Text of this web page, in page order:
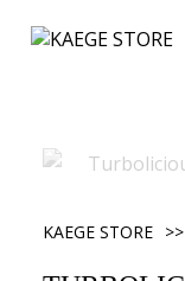
KAEGE STORE >>